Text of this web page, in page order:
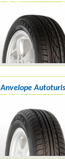
Anvelope